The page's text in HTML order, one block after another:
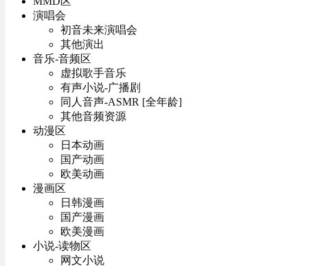
演唱会
初音未来演唱会
其他演出
音乐-音频区
虚拟歌手音乐
有声小说-广播剧
同人音声-ASMR [全年龄]
其他音频资源
动漫区
日本动画
国产动画
欧美动画
漫画区
日韩漫画
国产漫画
欧美漫画
小说-读物区
网文小说